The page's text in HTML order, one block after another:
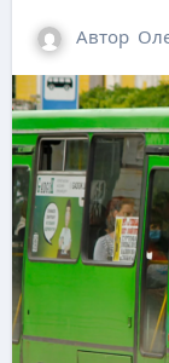
Автор